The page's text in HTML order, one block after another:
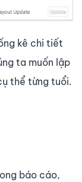
kê chi tiết
ta muốn lập
thể từng tuổi.
báo cáo,